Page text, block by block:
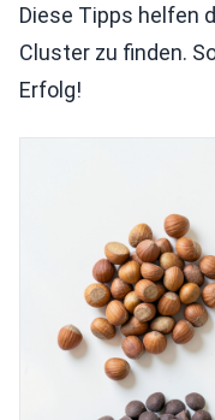
Diese Tipps helfen
Cluster zu finden.
Erfolg!